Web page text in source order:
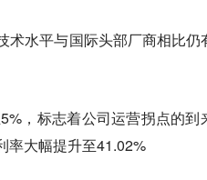
术水平与国际头部厂商相比仍
，标志着公司运营拐点的到
率大幅提升至41.02%